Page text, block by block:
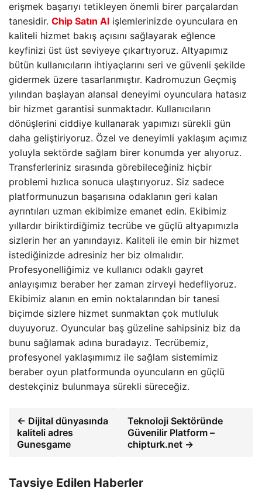
erişmek başarıyı tetikleyen önemli birer parçalardan
tanesidir. Chip Satın Al işlemlerinizde oyunculara en
kaliteli hizmet bakış açısını sağlayarak eğlence
keyfinizi üst üst seviyeye çıkartıyoruz. Altyapımız
bütün kullanıcıların ihtiyaçlarını seri ve güvenli şekilde
gidermek üzere tasarlanmıştır. Kadromuzun Geçmiş
yılından başlayan alansal deneyimi oyunculara hatasız
bir hizmet garantisi sunmaktadır. Kullanıcıların
dönüşlerini ciddiye kullanarak yapımızı sürekli gün
daha geliştiriyoruz. Özel ve deneyimli yaklaşım açımız
yoluyla sektörde sağlam birer konumda yer alıyoruz.
Transferleriniz sırasında görebileceğiniz hiçbir
problemi hızlıca sonuca ulaştırıyoruz. Siz sadece
platformunuzun başarısına odaklanın geri kalan
ayrıntıları uzman ekibimize emanet edin. Ekibimiz
yıllardır biriktirdiğimiz tecrübe ve güçlü altyapımızla
sizlerin her an yanındayız. Kaliteli ile emin bir hizmet
istediğinizde adresiniz her biz olmalıdır.
Profesyonelliğimiz ve kullanıcı odaklı gayret
anlayışımız beraber her zaman zirveyi hedefliyoruz.
Ekibimiz alanın en emin noktalarından bir tanesi
biçimde sizlere hizmet sunmaktan çok mutluluk
duyuyoruz. Oyuncular baş güzeline sahipsiniz biz da
bunu sağlamak adına buradayız. Tecrübemiz,
profesyonel yaklaşımımız ile sağlam sistemimiz
beraber oyun platformunda oyuncuların en güçlü
destekçiniz bulunmaya sürekli süreceğiz.
← Dijital dünyasında
kaliteli adres
Gunesgame
Teknoloji Sektöründe
Güvenilir Platform –
chipturk.net →
Tavsiye Edilen Haberler